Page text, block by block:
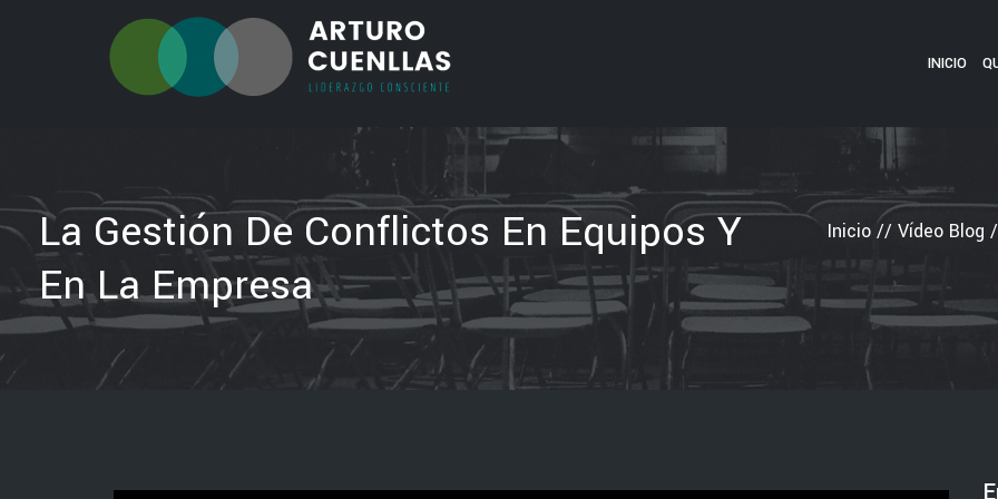
INICIO
La Gestión De Conflictos En Equipos Y
En La Empresa
Inicio // Vídeo Blog